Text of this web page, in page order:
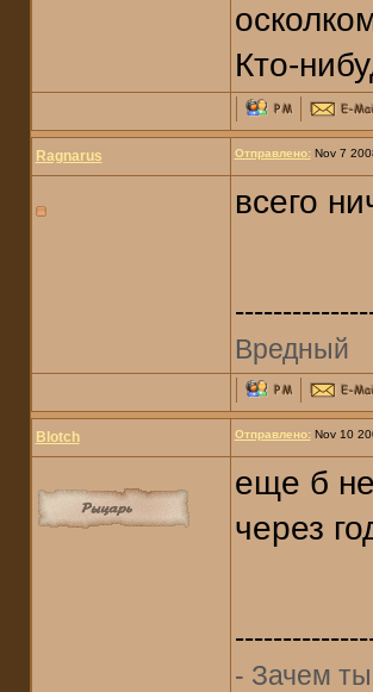
Кто-
Ragnarus Отправлено:Nov 7
всего
Вредный
Blotch Отправлено:Nov 10
еще б
через
- Зачем